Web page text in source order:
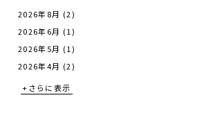
2026年8月 (2)
2026年6月 (1)
2026年5月 (1)
2026年4月 (2)
+さらに表示